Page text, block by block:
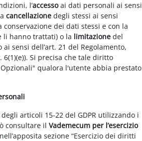
l’accessoai dati personali ai sensi
cancellazione degli stessi ai sensi
dei dati stessi e con la
li hanno trattati) o la limitazione del
sensi dell’art. 21 del Regolamento,
Si precisa che tale diritto
qualora l'utente abbia prestato
articoli 15-22 del GDPR utilizzando i
consultare ilVademecum per l’esercizio
nell’apposita sezione “Esercizio dei diritti